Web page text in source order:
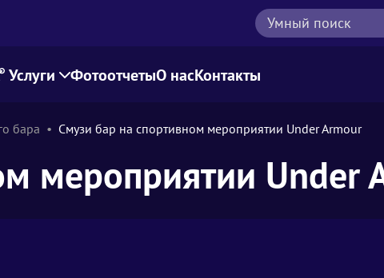
Умный поиск
Услуги ФотоотчетыО насКонтакты
бара Смузи бар на спортивном мероприятии Under Armour
мероприятии Under